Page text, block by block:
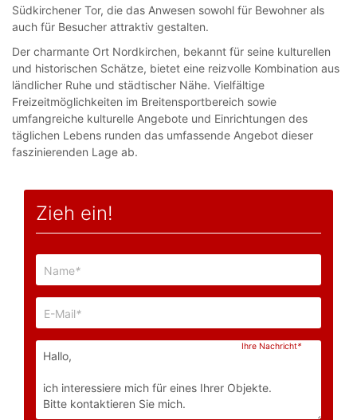
Südkirchener Tor, die das Anwesen sowohl für Bewohner als
auch für Besucher attraktiv gestalten.
Der charmante Ort Nordkirchen, bekannt für seine kulturellen
und historischen Schätze, bietet eine reizvolle Kombination aus
ländlicher Ruhe und städtischer Nähe. Vielfältige
Freizeitmöglichkeiten im Breitensportbereich sowie
umfangreiche kulturelle Angebote und Einrichtungen des
täglichen Lebens runden das umfassende Angebot dieser
faszinierenden Lage ab.
Zieh ein!
Name*
E-Mail*
Ihre Nachricht*